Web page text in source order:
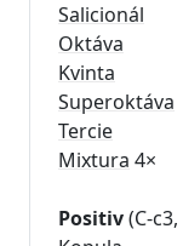
Salicionál
Oktáva
Kvinta
Superoktáva
Tercie
Mixtura 4×
Positiv